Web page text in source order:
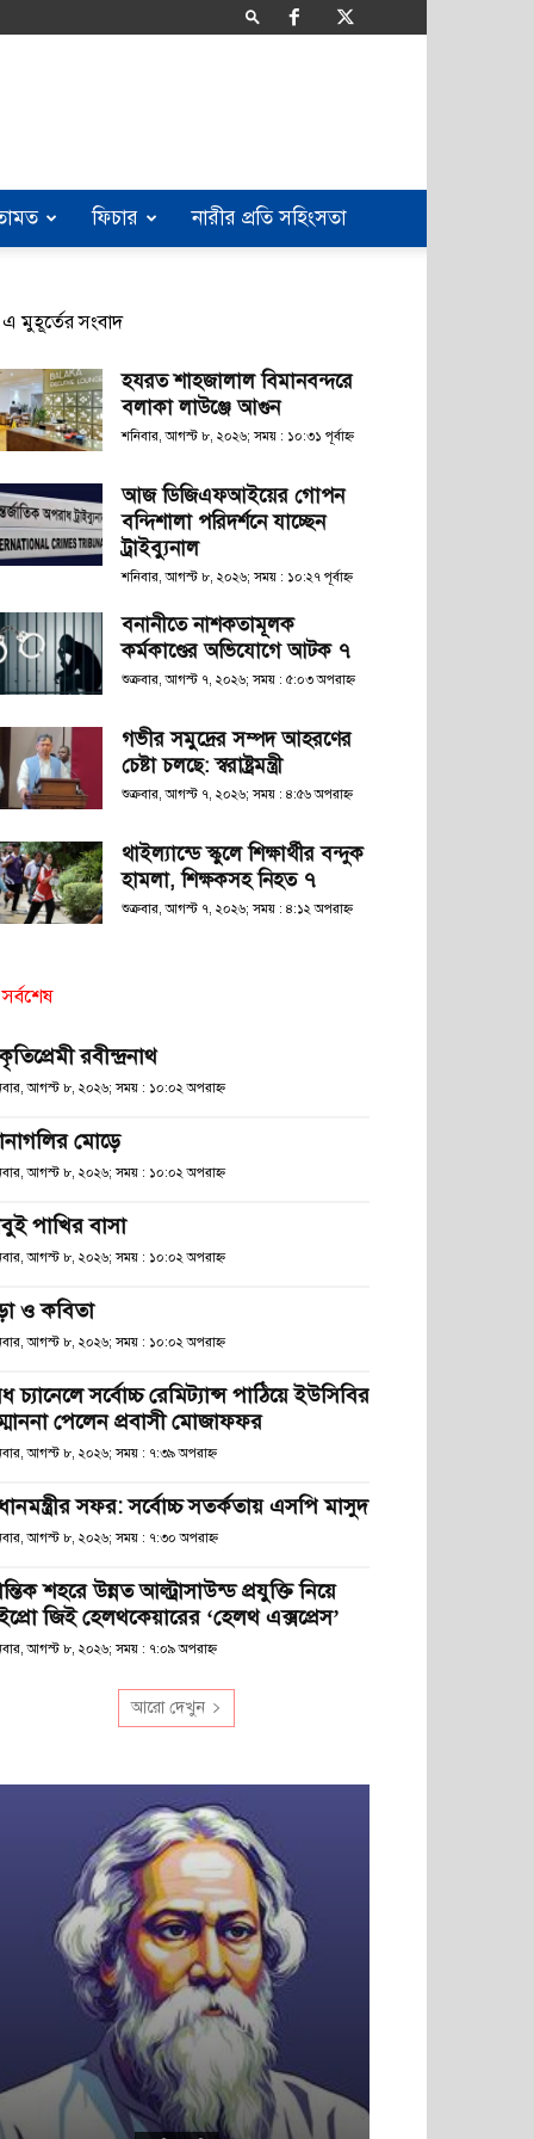
ফিচার নারীর প্রতি সহিংসতা
এ মুহূর্তের সংবাদ
হযরত শাহজালাল বিমানবন্দরে
বলাকা লাউঞ্জে আগুন
শনিবার, আগস্ট ৮, ২০২৬; সময় : ১০:৩১ পূর্বাহ্ণ
আজ ডিজিএফআইয়ের গোপন
বন্দিশালা পরিদর্শনে যাচ্ছেন
ট্রাইব্যুনাল
শনিবার, আগস্ট ৮, ২০২৬; সময় : ১০:২৭ পূর্বাহ্ণ
বনানীতে নাশকতামূলক
কর্মকাণ্ডের অভিযোগে আটক ৭
শুক্রবার, আগস্ট ৭, ২০২৬; সময় : ৫:০৩ অপরাহ্ণ
গভীর সমুদ্রের সম্পদ আহরণের
চেষ্টা চলছে: স্বরাষ্ট্রমন্ত্রী
শুক্রবার, আগস্ট ৭, ২০২৬; সময় : ৪:৫৬ অপরাহ্ণ
থাইল্যান্ডে স্কুলে শিক্ষার্থীর বন্দুক
হামলা, শিক্ষকসহ নিহত ৭
শুক্রবার, আগস্ট ৭, ২০২৬; সময় : ৪:১২ অপরাহ্ণ
সর্বশেষ
রবীন্দ্রনাথ
আগস্ট ৮, ২০২৬; সময় : ১০:০২ অপরাহ্ণ
মোড়ে
আগস্ট ৮, ২০২৬; সময় : ১০:০২ অপরাহ্ণ
পাখির বাসা
আগস্ট ৮, ২০২৬; সময় : ১০:০২ অপরাহ্ণ
ও কবিতা
আগস্ট ৮, ২০২৬; সময় : ১০:০২ অপরাহ্ণ
চ্যানেলে সর্বোচ্চ রেমিট্যান্স পাঠিয়ে ইউসিবির
পেলেন প্রবাসী মোজাফফর
আগস্ট ৮, ২০২৬; সময় : ৭:৩৯ অপরাহ্ণ
সফর: সর্বোচ্চ সতর্কতায় এসপি মাসুদ
আগস্ট ৮, ২০২৬; সময় : ৭:৩০ অপরাহ্ণ
শহরে উন্নত আল্ট্রাসাউন্ড প্রযুক্তি নিয়ে
জিই হেলথকেয়ারের ‘হেলথ এক্সপ্রেস’
আগস্ট ৮, ২০২৬; সময় : ৭:০৯ অপরাহ্ণ
আরো দেখুন